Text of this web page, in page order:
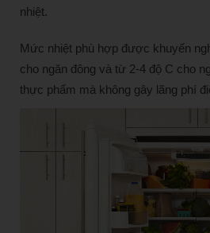
nhiệt.
Mức nhiệt phù hợp được khuyến
cho ngăn đông và từ 2-4 độ C cho
thực phẩm mà không gây lãng phí